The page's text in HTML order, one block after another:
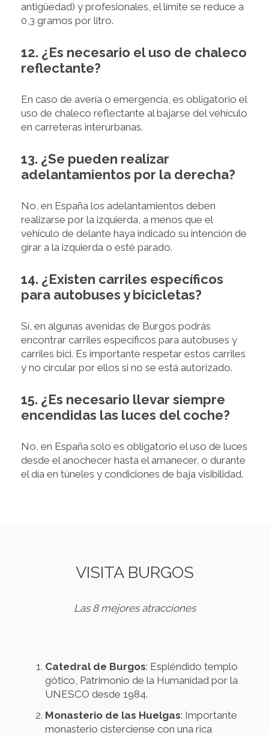
antigüedad) y profesionales, el límite se reduce a
0,3 gramos por litro.
12. ¿Es necesario el uso de chaleco
reflectante?
En caso de avería o emergencia, es obligatorio el
uso de chaleco reflectante al bajarse del vehículo
en carreteras interurbanas.
13. ¿Se pueden realizar
adelantamientos por la derecha?
No, en España los adelantamientos deben
realizarse por la izquierda, a menos que el
vehículo de delante haya indicado su intención de
girar a la izquierda o esté parado.
14. ¿Existen carriles específicos
para autobuses y bicicletas?
Sí, en algunas avenidas de Burgos podrás
encontrar carriles específicos para autobuses y
carriles bici. Es importante respetar estos carriles
y no circular por ellos si no se está autorizado.
15. ¿Es necesario llevar siempre
encendidas las luces del coche?
No, en España solo es obligatorio el uso de luces
desde el anochecer hasta el amanecer, o durante
el día en túneles y condiciones de baja visibilidad.
VISITA BURGOS
Las 8 mejores atracciones
Catedral de Burgos: Espléndido templo
gótico, Patrimonio de la Humanidad por la
UNESCO desde 1984.
Monasterio de las Huelgas: Importante
monasterio cisterciense con una rica